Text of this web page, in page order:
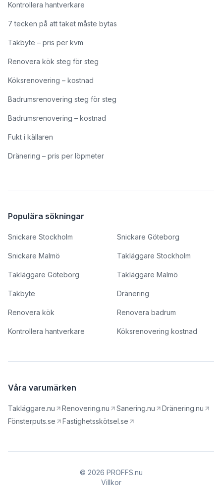
Kontrollera hantverkare
7 tecken på att taket måste bytas
Takbyte – pris per kvm
Renovera kök steg för steg
Köksrenovering – kostnad
Badrumsrenovering steg för steg
Badrumsrenovering – kostnad
Fukt i källaren
Dränering – pris per löpmeter
Populära sökningar
Snickare Stockholm Snickare Göteborg
Snickare Malmö Takläggare Stockholm
Takläggare Göteborg Takläggare Malmö
Takbyte Dränering
Renovera kök Renovera badrum
Kontrollera hantverkare Köksrenovering kostnad
Våra varumärken
Takläggare.nu Renovering.nu Sanering.nu
Dränering.nu
Fönsterputs.se
Fastighetsskötsel.se
© 2026 PROFFS.nu
Villkor